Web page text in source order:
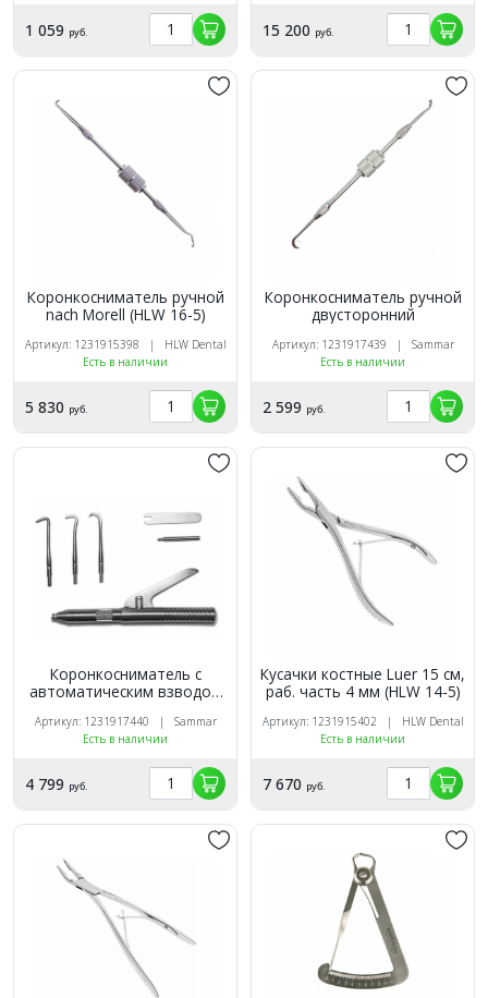
1 059 руб. 15 200 руб.
Коронкосниматель ручной
nach Morell (HLW 16-5)
Артикул: 1231915398 | HLW Dental
Есть в наличии
5 830 руб.
Коронкосниматель ручной
двусторонний
Артикул: 1231917439 | Sammar
Есть в наличии
2 599 руб.
Коронкосниматель с
автоматическим взводом
Артикул: 1231917440 | Sammar
Есть в наличии
4 799 руб.
Кусачки костные Luer 15 см,
раб. часть 4 мм (HLW 14-5)
Артикул: 1231915402 | HLW Dental
Есть в наличии
7 670 руб.